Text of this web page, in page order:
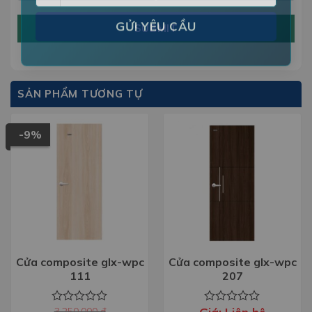
SUBMIT
SẢN PHẨM TƯƠNG TỰ
-9%
Cửa composite glx-wpc
111
Cửa composite glx-wpc
207